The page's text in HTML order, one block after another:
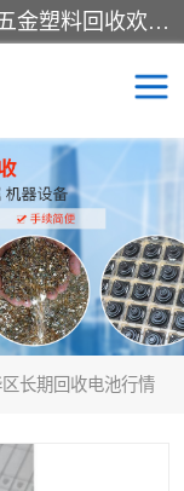
工厂废料物资回收,深圳废品站回收,五金塑料回收欢迎有金属、塑料、电子、电线、废旧设备、废铜、锡渣、线路板、镀银废料、废IC、电子零件、电子脚，等其他废旧物资的单位及个人联系洽谈。对提供息者我们可以提供优厚的业务提成（佣金）。
长期回收电池行情
回收